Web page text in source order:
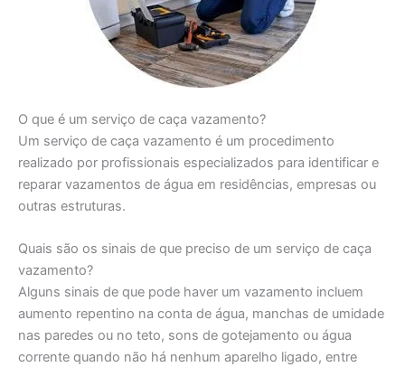
O que é um serviço de caça vazamento?
Um serviço de caça vazamento é um procedimento
realizado por profissionais especializados para identificar e
reparar vazamentos de água em residências, empresas ou
outras estruturas.
Quais são os sinais de que preciso de um serviço de caça
vazamento?
Alguns sinais de que pode haver um vazamento incluem
aumento repentino na conta de água, manchas de umidade
nas paredes ou no teto, sons de gotejamento ou água
corrente quando não há nenhum aparelho ligado, entre